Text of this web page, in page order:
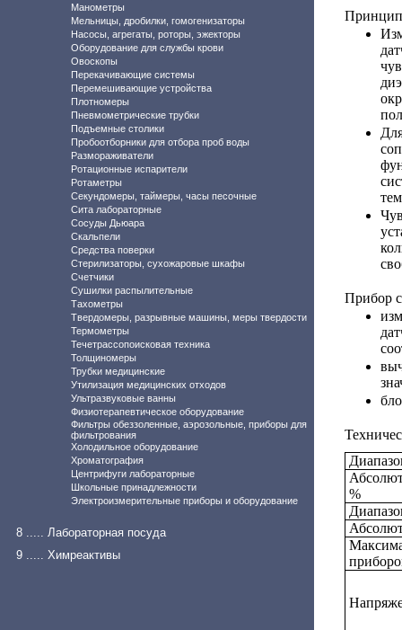
Манометры
Мельницы, дробилки, гомогенизаторы
Насосы, агрегаты, роторы, эжекторы
Оборудование для службы крови
Овоскопы
Перекачивающие системы
Перемешивающие устройства
Плотномеры
Пневмометрические трубки
Подъемные столики
Пробоотборники для отбора проб воды
Размораживатели
Ротационные испарители
Ротаметры
Секундомеры, таймеры, часы песочные
Сита лабораторные
Сосуды Дьюара
Скальпели
Средства поверки
Стерилизаторы, сухожаровые шкафы
Счетчики
Сушилки распылительные
Тахометры
Твердомеры, разрывные машины, меры твердости
Термометры
Течетрассопоисковая техника
Толщиномеры
Трубки медицинские
Утилизация медицинских отходов
Ультразвуковые ванны
Физиотерапевтическое оборудование
Фильтры обеззоленные, аэрозольные, приборы для
фильтрования
Холодильное оборудование
Хроматография
Центрифуги лабораторные
Школьные принадлежности
Электроизмерительные приборы и оборудование
8 ..... Лабораторная посуда
9 ..... Химреактивы
Принцип
Прибор
%